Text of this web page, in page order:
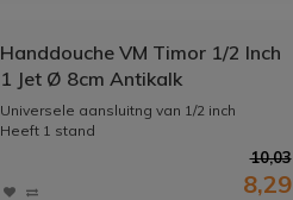
Handdouche VM Timor 1/2 Inch
1 Jet Ø 8cm Antikalk
Waterbesparend
Universele aansluitng van 1/2 inch
Heeft 1 stand
10,03
8,29